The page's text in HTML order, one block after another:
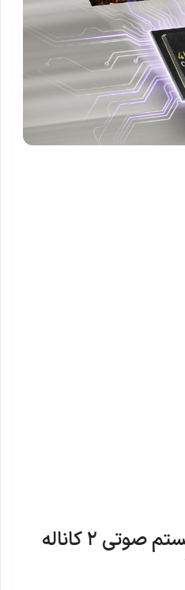
صدایی فراگیر با سیستم صوتی 2 کاناله